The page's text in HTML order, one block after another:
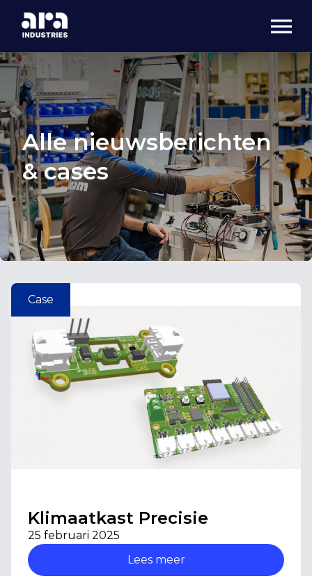
Alle nieuwsberichten
& cases
Case
Klimaatkast Precisie
25 februari 2025
Lees meer